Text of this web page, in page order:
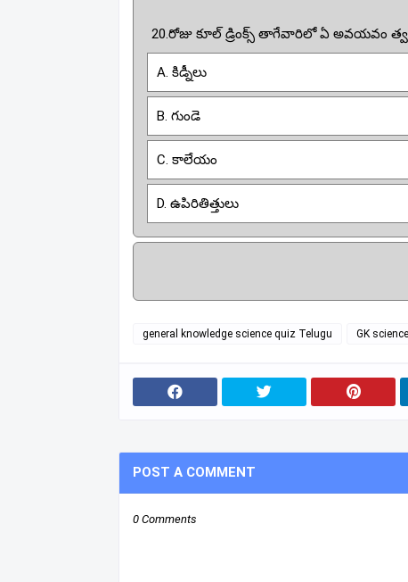
20.రోజు కూల్ డ్రింక్స్ తాగేవారిలో ఏ అవయవం
A. కిడ్నీలు
B. గుండె
C. కాలేయం
D. ఉపిరితిత్తులు
general knowledge science quiz Telugu GK
POST A COMMENT
0 Comments